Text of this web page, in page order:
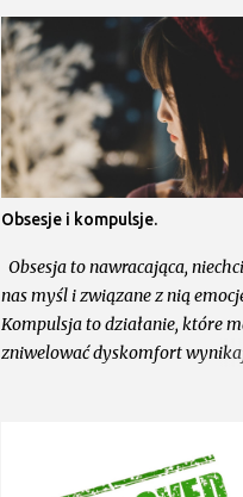
Obsesje i kompulsje.
Obsesja to nawracająca,
nas myśl i związane z nią
Kompulsja to działanie, które
zniwelować dyskomfort
analizowanie sytuacji, w celu